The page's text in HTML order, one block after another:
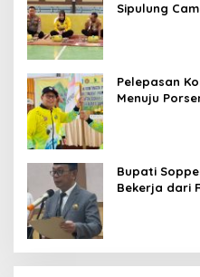
Sipulung
Pelepasan
Menuju
Bupati
Bekerja dari